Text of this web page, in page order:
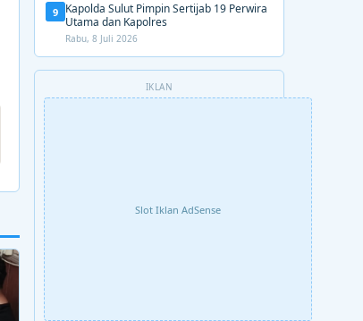
9 Kapolda Sulut Pimpin Sertijab 19 Perwira
Utama dan Kapolres
Rabu, 8 Juli 2026
IKLAN
Slot Iklan AdSense